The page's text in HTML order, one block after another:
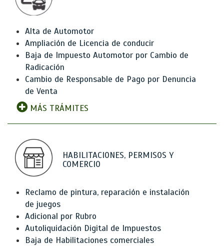
Alta de Automotor
Ampliación de Licencia de conducir
Baja de Impuesto Automotor por Cambio de
Radicación
Cambio de Responsable de Pago por Denuncia
de Venta
MÁS TRÁMITES
HABILITACIONES, PERMISOS Y
COMERCIO
Reclamo de pintura, reparación e instalación
de juegos
Adicional por Rubro
Autoliquidación Digital de Impuestos
Baja de Habilitaciones comerciales